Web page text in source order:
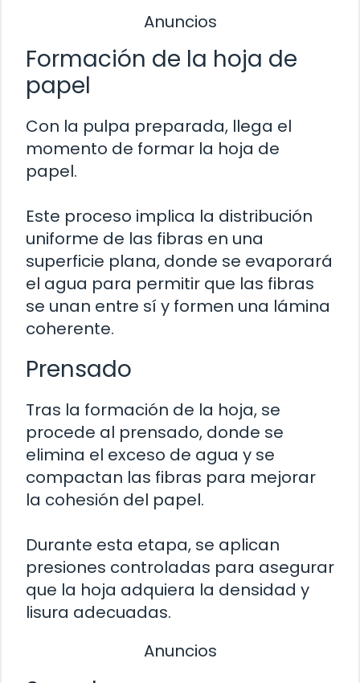
Anuncios
Formación de la hoja de
papel
Con la pulpa preparada, llega el
momento de formar la hoja de
papel.
Este proceso implica la distribución
uniforme de las fibras en una
superficie plana, donde se evaporará
el agua para permitir que las fibras
se unan entre sí y formen una lámina
coherente.
Prensado
Tras la formación de la hoja, se
procede al prensado, donde se
elimina el exceso de agua y se
compactan las fibras para mejorar
la cohesión del papel.
Durante esta etapa, se aplican
presiones controladas para asegurar
que la hoja adquiera la densidad y
lisura adecuadas.
Anuncios